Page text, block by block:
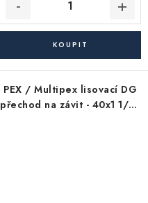
PEX / Multipex lisovací DG
přechod na závit - 40x1 1/4"